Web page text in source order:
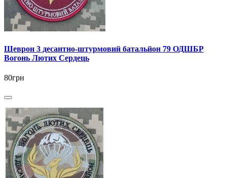
Шеврон 3 десантно-штурмовий батальйон 79 ОДШБР
Вогонь Лютих Сердець
80грн